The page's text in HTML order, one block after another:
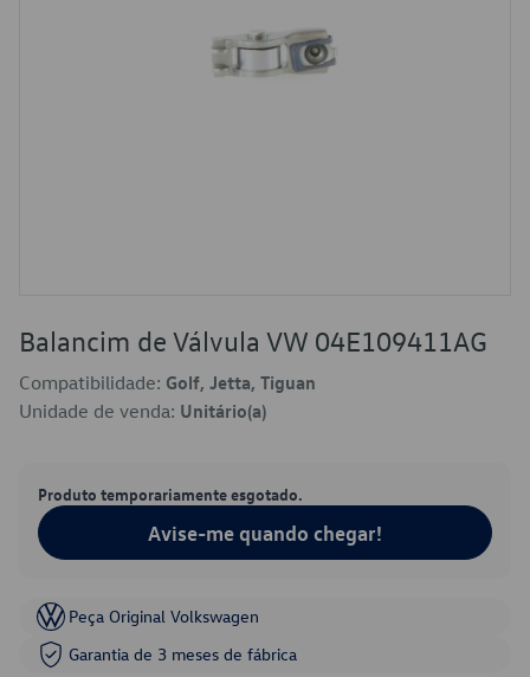
Balancim de Válvula VW 04E109411AG
Compatibilidade: Golf, Jetta, Tiguan
Unidade de venda: Unitário(a)
Produto temporariamente esgotado.
Avise-me quando chegar!
Peça Original Volkswagen
Garantia de 3 meses de fábrica